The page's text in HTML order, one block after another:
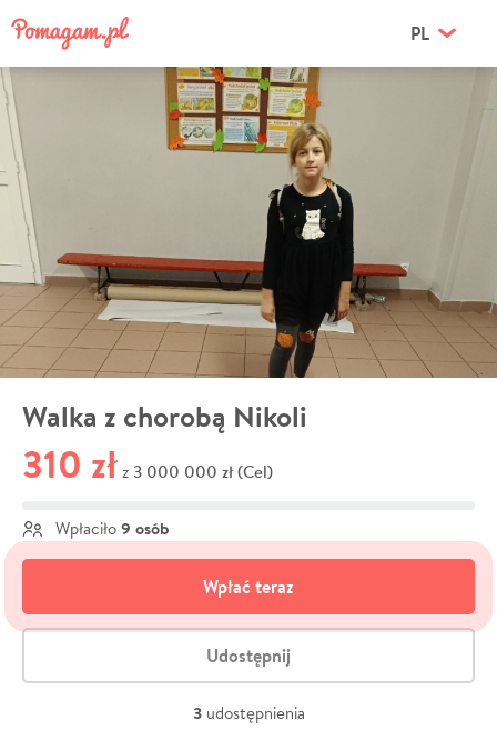
PL
Walka z chorobą Nikoli
310 zł z 3 000 000 zł (Cel)
Wpłaciło 9 osób
Wpłać teraz
Udostępnij
3 udostępnienia